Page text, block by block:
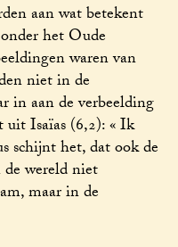
aan wat betekent
het Oude
waren van
niet in de
in aan de verbeelding
uit Isaïas (6,2): « Ik
schijnt het, dat ook de
wereld niet
maar in de